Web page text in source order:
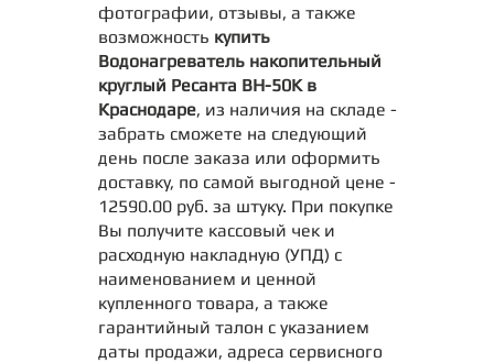
фотографии, отзывы, а также
возможность купить
Водонагреватель накопительный
круглый Ресанта ВН-50K в
Краснодаре, из наличия на складе -
забрать сможете на следующий
день после заказа или оформить
доставку, по самой выгодной цене -
12590.00 руб. за штуку. При покупке
Вы получите кассовый чек и
расходную накладную (УПД) с
наименованием и ценной
купленного товара, а также
гарантийный талон с указанием
даты продажи, адреса сервисного